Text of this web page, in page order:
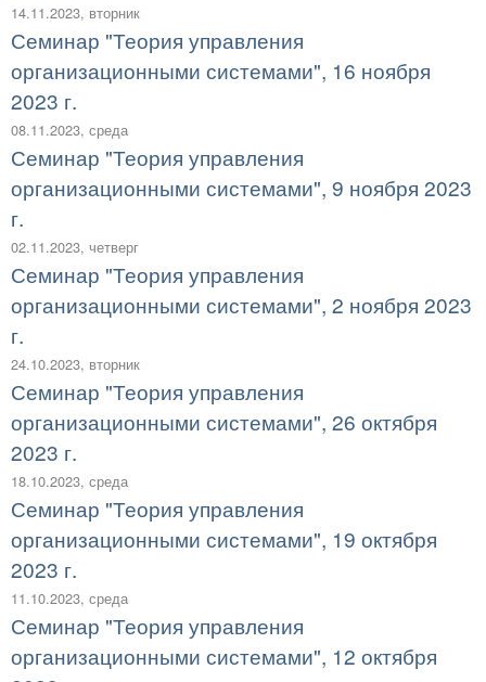
14.11.2023, вторник
Семинар "Теория управления
организационными системами", 16 ноября
2023 г.
08.11.2023, среда
Семинар "Теория управления
организационными системами", 9 ноября 2023
г.
02.11.2023, четверг
Семинар "Теория управления
организационными системами", 2 ноября 2023
г.
24.10.2023, вторник
Семинар "Теория управления
организационными системами", 26 октября
2023 г.
18.10.2023, среда
Семинар "Теория управления
организационными системами", 19 октября
2023 г.
11.10.2023, среда
Семинар "Теория управления
организационными системами", 12 октября